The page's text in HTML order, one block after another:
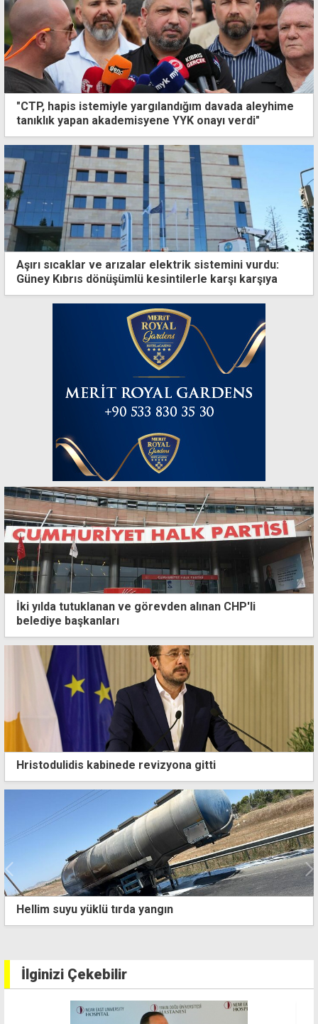
"CTP, hapis istemiyle yargılandığım davada aleyhime
tanıklık yapan akademisyene YYK onayı verdi"
Aşırı sıcaklar ve arızalar elektrik sistemini vurdu:
Güney Kıbrıs dönüşümlü kesintilerle karşı karşıya
İki yılda tutuklanan ve görevden alınan CHP'li
belediye başkanları
Hristodulidis kabinede revizyona gitti
Cumhurbaşkanlığı'ndan AP'nin Kıbrıs kararına tepki:
Provokatif girişim
İlginizi Çekebilir